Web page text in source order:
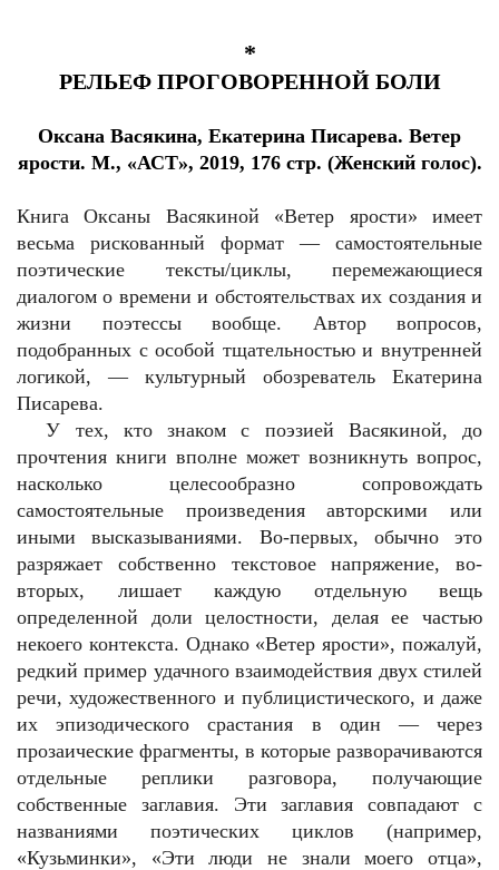
*
РЕЛЬЕФ ПРОГОВОРЕННОЙ БОЛИ
Оксана Васякина, Екатерина Писарева. Ветер
ярости. М., «АСТ», 2019, 176 стр. (Женский голос).
Книга Оксаны Васякиной «Ветер ярости» имеет
весьма рискованный формат — самостоятельные
поэтические тексты/циклы, перемежающиеся
диалогом о времени и обстоятельствах их создания и
жизни поэтессы вообще. Автор вопросов,
подобранных с особой тщательностью и внутренней
логикой, — культурный обозреватель Екатерина
Писарева.
У тех, кто знаком с поэзией Васякиной, до
прочтения книги вполне может возникнуть вопрос,
насколько целесообразно сопровождать
самостоятельные произведения авторскими или
иными высказываниями. Во-первых, обычно это
разряжает собственно текстовое напряжение, во-
вторых, лишает каждую отдельную вещь
определенной доли целостности, делая ее частью
некоего контекста. Однако «Ветер ярости», пожалуй,
редкий пример удачного взаимодействия двух стилей
речи, художественного и публицистического, и даже
их эпизодического срастания в один — через
прозаические фрагменты, в которые разворачиваются
отдельные реплики разговора, получающие
собственные заглавия. Эти заглавия совпадают с
названиями поэтических циклов (например,
«Кузьминки», «Эти люди не знали моего отца»,